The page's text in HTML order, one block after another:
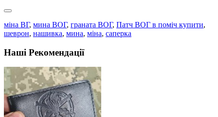
міна ВГ, мина ВОГ, граната ВОГ, Патч ВОГ в поміч купити,
шеврон, нашивка, мина, міна, саперка
Наші Рекомендації